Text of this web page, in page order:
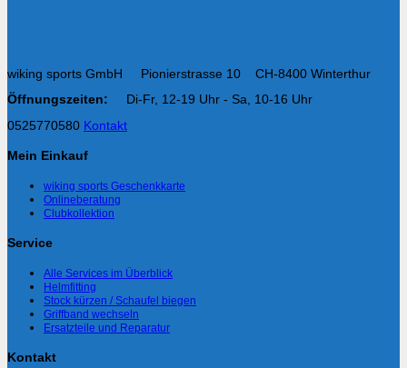
wiking sports GmbH Pionierstrasse 10 CH-8400 Winterthur
Öffnungszeiten:
Di-Fr, 12-19 Uhr - Sa, 10-16 Uhr
0525770580 Kontakt
Mein Einkauf
wiking sports Geschenkkarte
Onlineberatung
Clubkollektion
Service
Alle Services im Überblick
Helmfitting
Stock kürzen / Schaufel biegen
Griffband wechseln
Ersatzteile und Reparatur
Kontakt